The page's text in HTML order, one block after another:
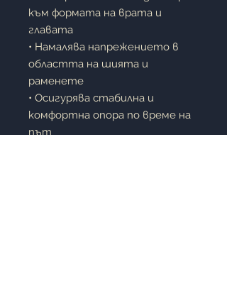
към формата на врата и
главата
• Намалява напрежението в
областта на шията и
раменете
• Осигурява стабилна и
комфортна опора по време на
път